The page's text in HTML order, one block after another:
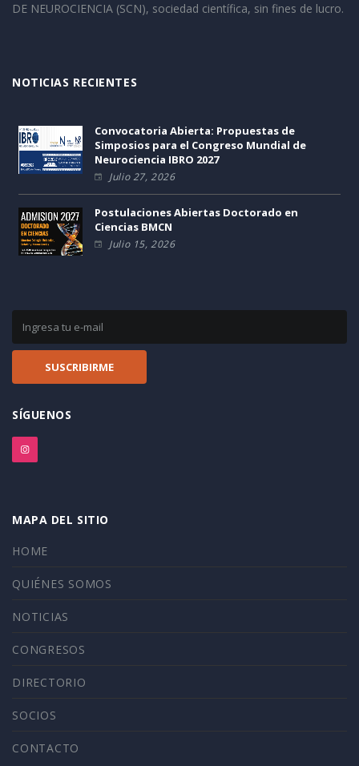
DE NEUROCIENCIA (SCN), sociedad científica, sin fines de lucro.
NOTICIAS RECIENTES
Convocatoria Abierta: Propuestas de
Simposios para el Congreso Mundial de
Neurociencia IBRO 2027
Julio 27, 2026
Postulaciones Abiertas Doctorado en
Ciencias BMCN
Julio 15, 2026
SÍGUENOS
MAPA DEL SITIO
HOME
QUIÉNES SOMOS
NOTICIAS
CONGRESOS
DIRECTORIO
SOCIOS
CONTACTO